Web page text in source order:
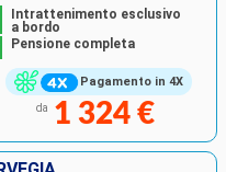
Pagamento in 4X
Intrattenimento esclusivo
a bordo
Pensione completa
da 1 324 €